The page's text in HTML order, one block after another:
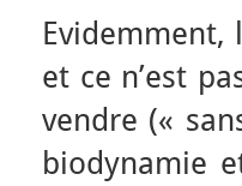
Evidemment,
et ce n’est
vendre («
biodynamie